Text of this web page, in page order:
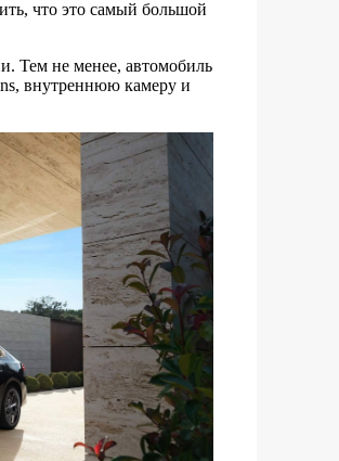
что это самый большой
Тем не менее, автомобиль
внутреннюю камеру и